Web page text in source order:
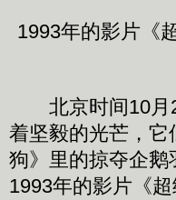
1993年的影片《
北京时间10月
着坚毅的光芒，
狗》里的掠夺企鹅
1993年的影片《